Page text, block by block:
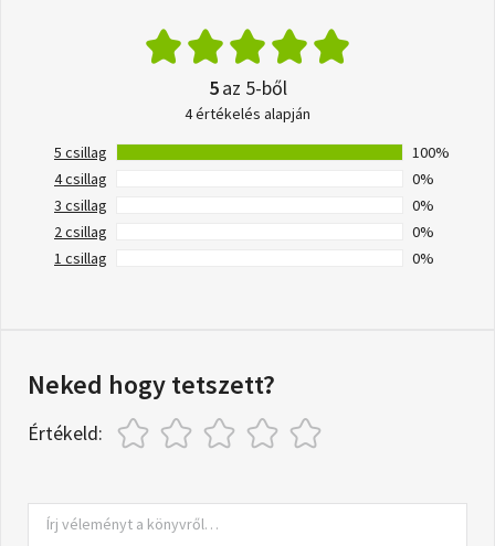
5az 5-ből
4 értékelés alapján
5 csillag
100%
4 csillag
0%
3 csillag
0%
2 csillag
0%
1 csillag
0%
Neked hogy tetszett?
Értékeld: